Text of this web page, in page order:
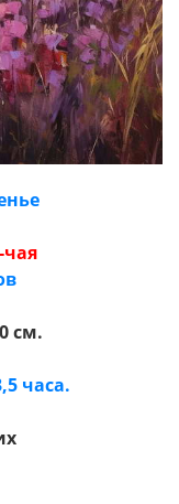
см.
часа.